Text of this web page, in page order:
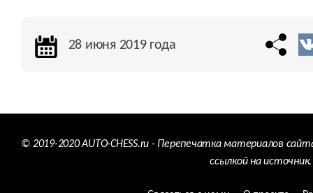
28 июня 2019 года
© 2019-2020 AUTO-CHESS.ru - Перепечатка материалов
ссылкой на источник.